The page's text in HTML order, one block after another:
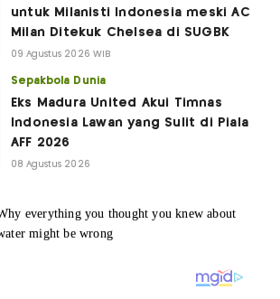
untuk Milanisti Indonesia meski AC
Milan Ditekuk Chelsea di SUGBK
09 Agustus 2026 WIB
Sepakbola Dunia
Eks Madura United Akui Timnas
Indonesia Lawan yang Sulit di Piala
AFF 2026
08 Agustus 2026